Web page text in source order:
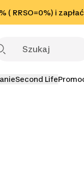
( RRSO=0%) i
Second Life